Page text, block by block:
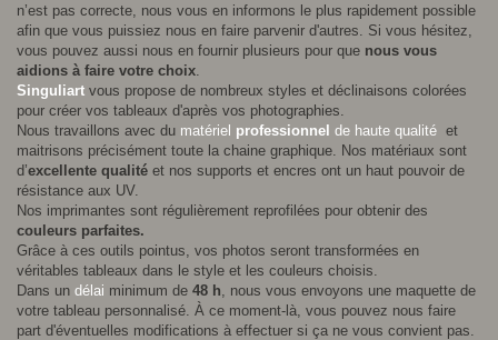
n’est pas correcte, nous vous en informons le plus rapidement possible
afin que vous puissiez nous en faire parvenir d'autres. Si vous hésitez,
vous pouvez aussi nous en fournir plusieurs pour que nous vous
aidions à faire votre choix
Singuliart vous propose de nombreux styles et déclinaisons colorées
pour créer vos tableaux d'après vos photographies.
Nous travaillons avec du matériel professionnel de haute qualité et
maitrisons précisément toute la chaine graphique. Nos matériaux sont
d’excellente qualité et nos supports et encres ont un haut pouvoir de
résistance aux UV.
Nos imprimantes sont régulièrement reprofilées pour obtenir des
couleurs parfaites.
Grâce à ces outils pointus, vos photos seront transformées en
véritables tableaux dans le style et les couleurs choisis.
Dans un délai minimum de 48 h , nous vous envoyons une maquette de
votre tableau personnalisé. À ce moment-là, vous pouvez nous faire
part d'éventuelles modifications à effectuer si ça ne vous convient pas.